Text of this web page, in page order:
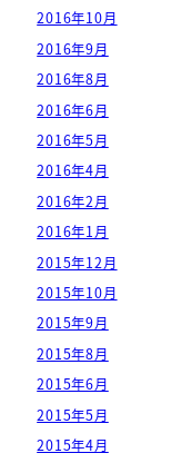
2016年10月
2016年9月
2016年8月
2016年6月
2016年5月
2016年4月
2016年2月
2016年1月
2015年12月
2015年10月
2015年9月
2015年8月
2015年6月
2015年5月
2015年4月